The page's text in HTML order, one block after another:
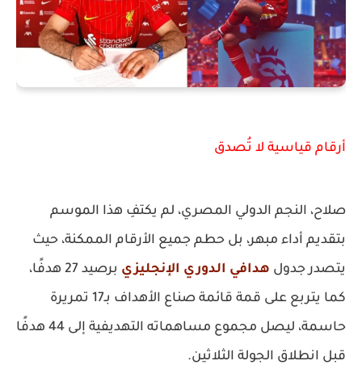
أرقام قياسية لا تُصدق
صلاح، النجم الدولي المصري، لم يكتفِ هذا الموسم
بتقديم أداء مبهر، بل حطم جميع الأرقام الممكنة، حيث
يتصدر جدول هدافي الدوري الإنجليزي
برصيد 27 هدفًا،
كما يتربع على قمة قائمة صناع الأهداف بـ17 تمريرة
حاسمة، ليصل مجموع مساهماته التهديفية إلى 44 هدفًا
قبل انطلاق الجولة الثلاثين.